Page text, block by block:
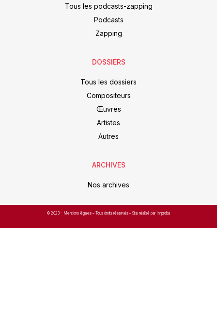
Tous les podcasts-zapping
Podcasts
Zapping
DOSSIERS
Tous les dossiers
Compositeurs
Œuvres
Artistes
Autres
ARCHIVES
Nos archives
© 2023 – Mentions légales – Tous droits réservés – Site réalisé par Improba